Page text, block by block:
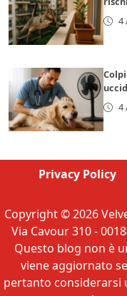
4
4
Privacy Policy
Copyright © 2026
Via Cavour 310 -
Questo blog non è
viene aggiornato
pertanto considerarsi